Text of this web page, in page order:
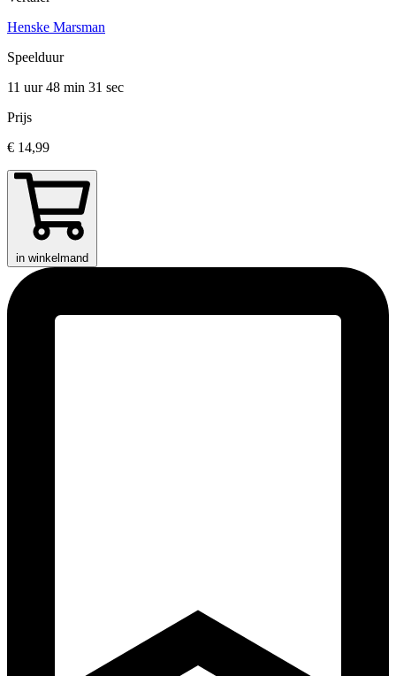
Henske Marsman
Speelduur
11 uur 48 min 31 sec
Prijs
€ 14,99
in winkelmand